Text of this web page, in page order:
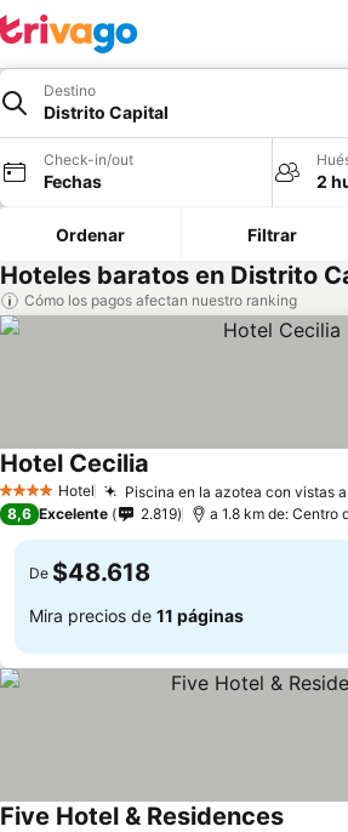
Destino
Distrito Capital
Check-in/out
Fechas 2
Ordenar Filtrar
Hoteles baratos en Distrito
Cómo los pagos afectan nuestro ranking
4 EstrellasHotel Piscina en la azotea con vistas
Hotel Cecilia
8,6 Excelente 2.819 a 1.8 km de: Centro
De $48.618
Mira precios de 11 páginas
Five Hotel & Residences